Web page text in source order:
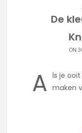
De
ON
A ls je
maken